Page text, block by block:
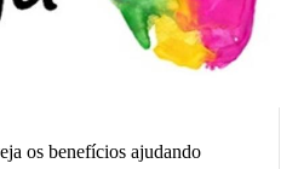
os benefícios ajudando